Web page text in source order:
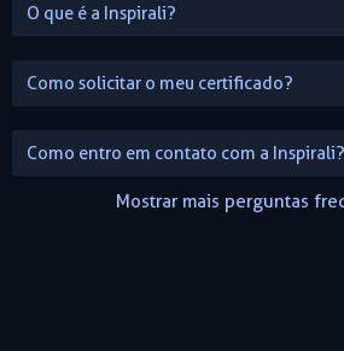
O que é a Inspirali?
Como solicitar o meu certificado?
Como entro em contato com a Inspirali?
Mostrar mais perguntas